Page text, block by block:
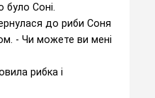
було Соні.
до риби Соня
- Чи можете ви мені
рибка і